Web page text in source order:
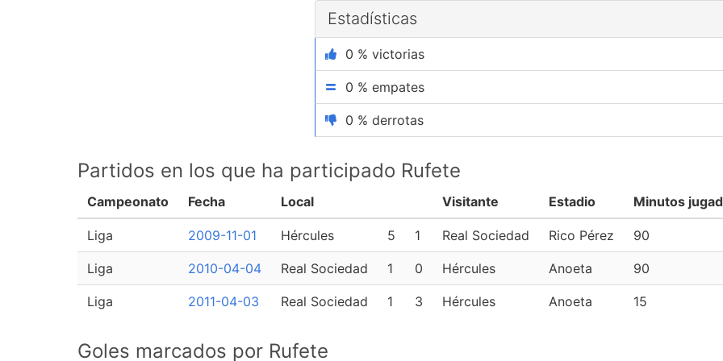
Estadísticas
0 % victorias
0 % empates
0 % derrotas
Partidos en los que ha participado Rufete
Campeonato Fecha Local Visitante Estadio Minutos
Liga 2009-11-01 Hércules 5 1 Real Sociedad Rico Pérez 90
Liga 2010-04-04 Real Sociedad 1 0 Hércules Anoeta 90
Liga 2011-04-03 Real Sociedad 1 3 Hércules Anoeta 15
Goles marcados por Rufete